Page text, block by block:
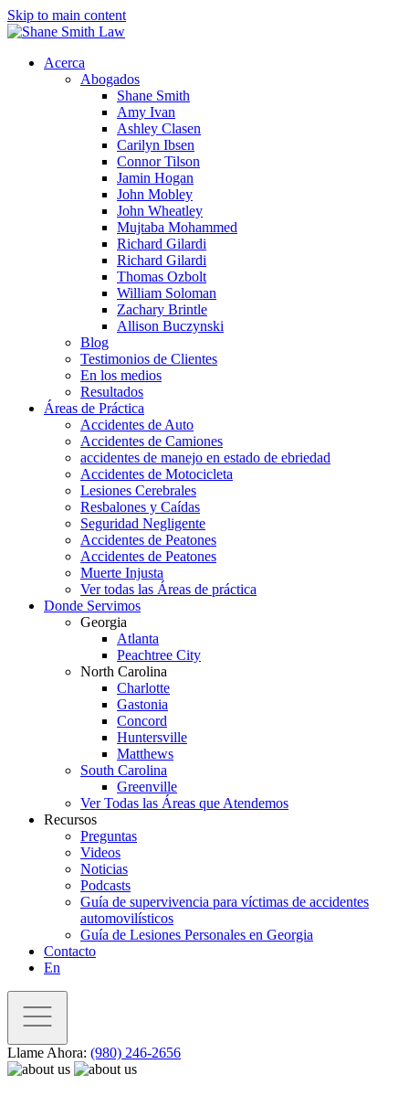
Skip to main content
Acerca
Abogados
Shane Smith
Amy Ivan
Ashley Clasen
Carilyn Ibsen
Connor Tilson
Jamin Hogan
John Mobley
John Wheatley
Mujtaba Mohammed
Richard Gilardi
Richard Gilardi
Thomas Ozbolt
William Soloman
Zachary Brintle
Allison Buczynski
Blog
Testimonios de Clientes
En los medios
Resultados
Áreas de Práctica
Accidentes de Auto
Accidentes de Camiones
accidentes de manejo en estado de ebriedad
Accidentes de Motocicleta
Lesiones Cerebrales
Resbalones y Caídas
Seguridad Negligente
Accidentes de Peatones
Accidentes de Peatones
Muerte Injusta
Ver todas las Áreas de práctica
Donde Servimos
Georgia
Atlanta
Peachtree City
North Carolina
Charlotte
Gastonia
Concord
Huntersville
Matthews
South Carolina
Greenville
Ver Todas las Áreas que Atendemos
Recursos
Preguntas
Videos
Noticias
Podcasts
Guía de supervivencia para víctimas de accidentes
automovilísticos
Guía de Lesiones Personales en Georgia
Contacto
En
Llame Ahora: (980) 246-2656